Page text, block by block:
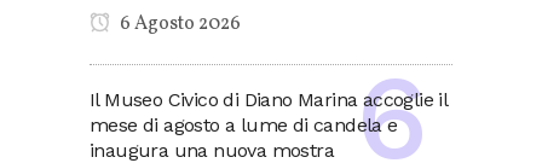
6 Agosto 2026
Il Museo Civico di Diano Marina accoglie il
mese di agosto a lume di candela e
inaugura una nuova mostra